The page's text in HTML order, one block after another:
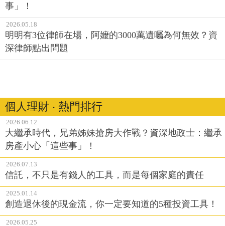
事」！
2026.05.18
明明有3位律師在場，阿嬤的3000萬遺囑為何無效？資
深律師點出問題
個人理財 ‧ 熱門排行
2026.06.12
大繼承時代，兄弟姊妹搶房大作戰？資深地政士：繼承
房產小心「這些事」！
2026.07.13
信託，不只是有錢人的工具，而是每個家庭的責任
2025.01.14
創造退休後的現金流，你一定要知道的5種投資工具！
2026.05.25